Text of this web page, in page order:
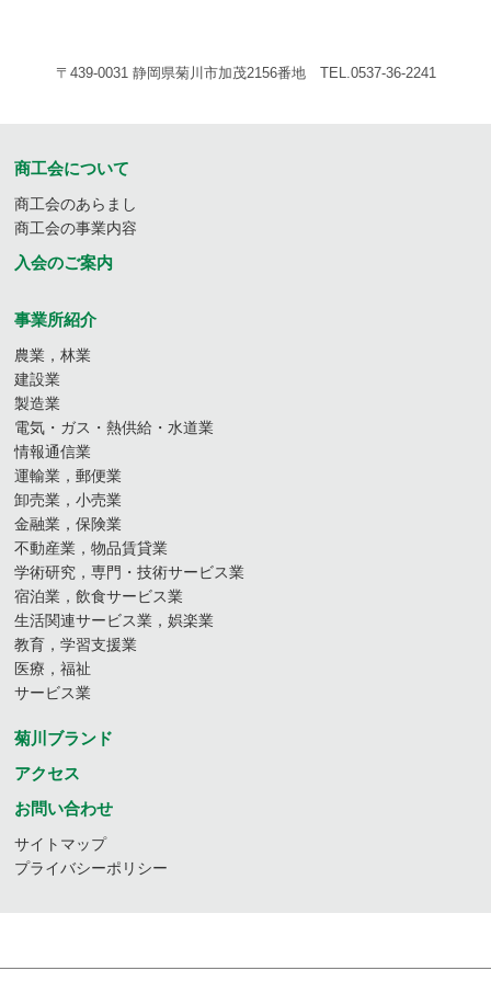
〒439-0031 静岡県菊川市加茂2156番地 TEL.0537-36-2241
商工会について
商工会のあらまし
商工会の事業内容
入会のご案内
事業所紹介
農業，林業
建設業
製造業
電気・ガス・熱供給・水道業
情報通信業
運輸業，郵便業
卸売業，小売業
金融業，保険業
不動産業，物品賃貸業
学術研究，専門・技術サービス業
宿泊業，飲食サービス業
生活関連サービス業，娯楽業
教育，学習支援業
医療，福祉
サービス業
菊川ブランド
アクセス
お問い合わせ
サイトマップ
プライバシーポリシー